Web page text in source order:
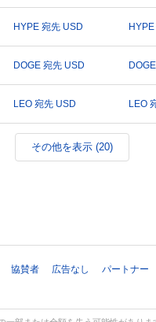
HYPE 宛先 USD
DOGE 宛先 USD
LEO 宛先 USD LEO
その他を表示 (20)
協賛者 広告なし パートナー